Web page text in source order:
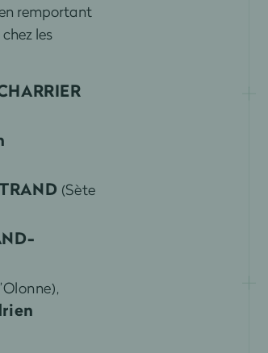
remportant
les
(Sète